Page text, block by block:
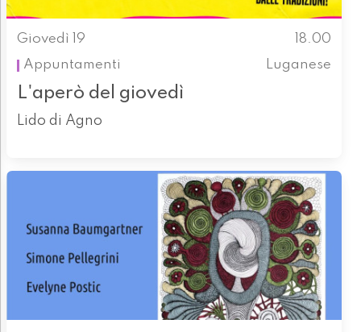
Giovedì 19
18.00
Appuntamenti
Luganese
L'aperò del giovedì
Lido di Agno